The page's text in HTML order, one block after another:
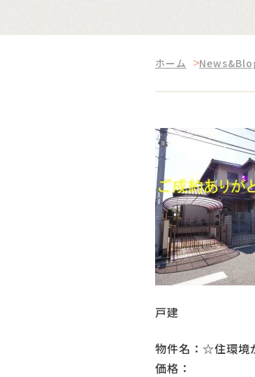
ホーム
戸建
物件名：☆住環境
価格：